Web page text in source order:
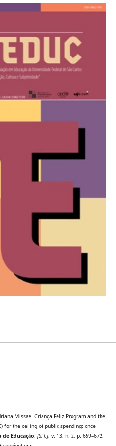
Missae. Criança Feliz Program and the
for the ceiling of public spending: once
de Educação, [S. l.], v. 13, n. 2, p. 659–672,